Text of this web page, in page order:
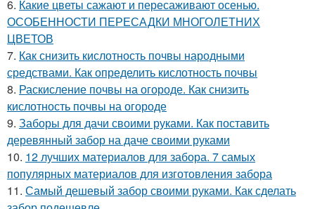
6. Какие цветы сажают и пересаживают осенью.
ОСОБЕННОСТИ ПЕРЕСАДКИ МНОГОЛЕТНИХ
ЦВЕТОВ
7. Как снизить кислотность почвы народными
средствами. Как определить кислотность почвы
8. Раскисление почвы на огороде. Как снизить
кислотность почвы на огороде
9. Заборы для дачи своими руками. Как поставить
деревянный забор на даче своими руками
10. 12 лучших материалов для забора. 7 самых
популярных материалов для изготовления забора
11. Самый дешевый забор своими руками. Как сделать